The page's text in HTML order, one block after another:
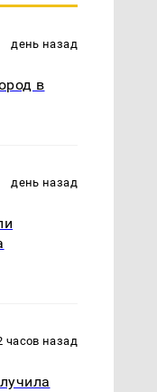
день назад
в
день назад
часов назад